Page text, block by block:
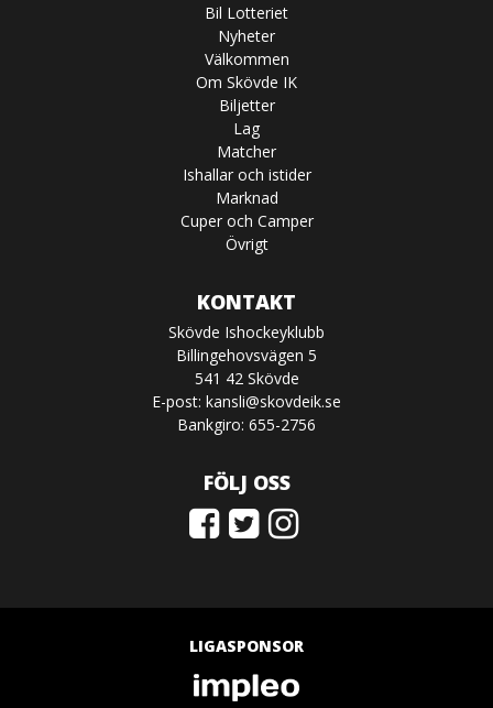
Bil Lotteriet
Nyheter
Välkommen
Om Skövde IK
Biljetter
Lag
Matcher
Ishallar och istider
Marknad
Cuper och Camper
Övrigt
KONTAKT
Skövde Ishockeyklubb
Billingehovsvägen 5
541 42 Skövde
E-post: kansli@skovdeik.se
Bankgiro: 655-2756
FÖLJ OSS
LIGASPONSOR